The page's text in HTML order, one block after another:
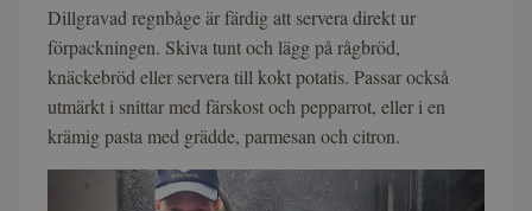
Dillgravad regnbåge är färdig att servera direkt ur
förpackningen. Skiva tunt och lägg på rågbröd,
knäckebröd eller servera till kokt potatis. Passar också
utmärkt i snittar med färskost och pepparrot, eller i en
krämig pasta med grädde, parmesan och citron.